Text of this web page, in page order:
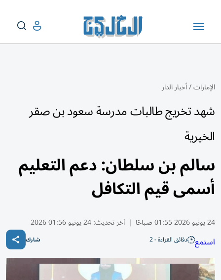
الإمارات/أخبار الدار
شهد تخريج طالبات مدرسة سعود بن صقر
الخيرية
سالم بن سلطان: دعم التعليم
أسمى قيم التكافل
24 يونيو 2026 01:55 صباحًا | آخر تحديث:24 يونيو 01:56 2026
استمع دقائق القراءة - 2 شارك